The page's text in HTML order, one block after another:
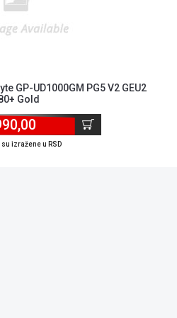
GP-UD1000GM PG5 V2 GEU2
Gold
izražene u RSD